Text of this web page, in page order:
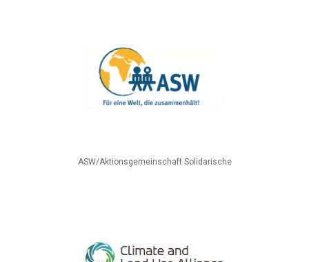
ASW/Aktionsgemeinschaft Solidarische